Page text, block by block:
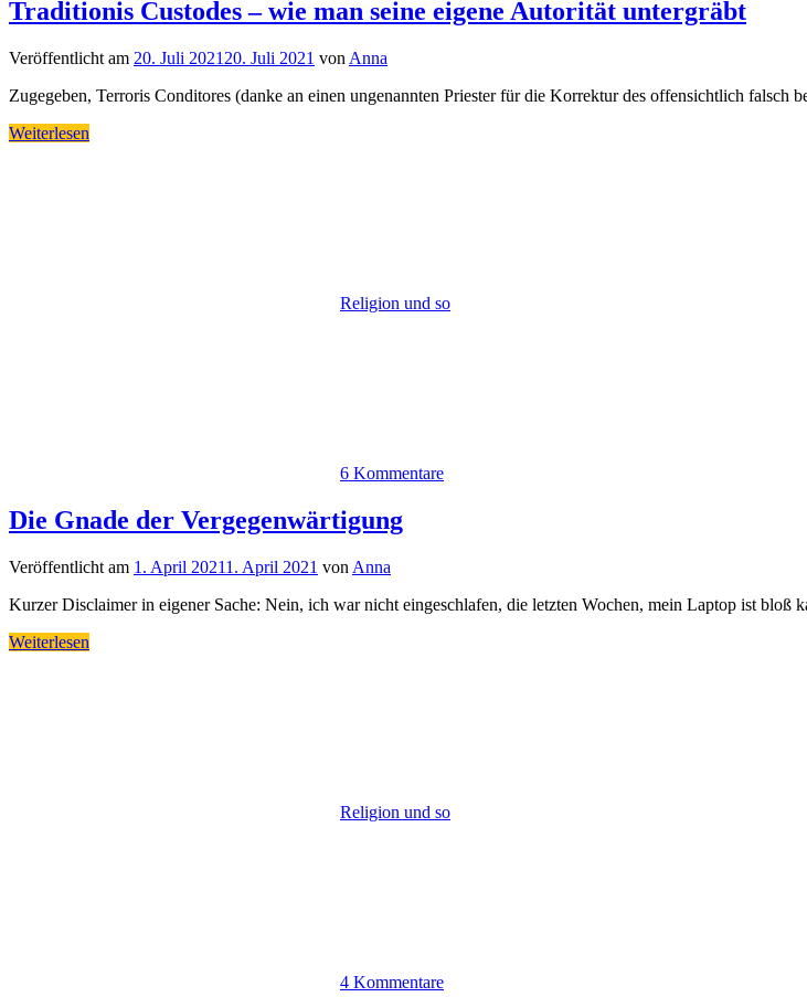
Traditionis Custodes – wie man seine eigene Autorität untergräbt
Veröffentlicht am 20. Juli 2021 20. Juli 2021 von Anna
Zugegeben, Terroris Conditores (danke an einen ungenannten Priester für die Korrektur des offensichtlich falsch
Weiterlesen
Religion und so
6 Kommentare
Die Gnade der Vergegenwärtigung
Veröffentlicht am 1. April 20211. April 2021 von Anna
Kurzer Disclaimer in eigener Sache: Nein, ich war nicht eingeschlafen, die letzten Wochen, mein Laptop ist bloß
Weiterlesen
Religion und so
4 Kommentare